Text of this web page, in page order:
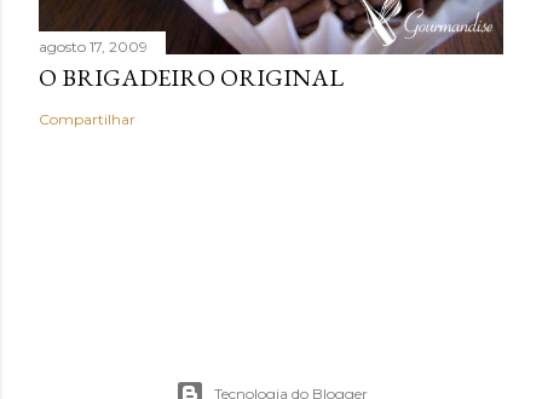
agosto 17, 2009
O BRIGADEIRO ORIGINAL
Compartilhar
Tecnologia do Blogger